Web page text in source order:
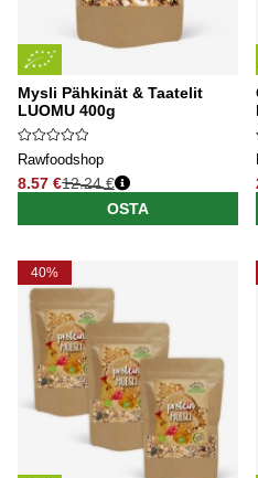
Mysli Pähkinät & Taatelit
LUOMU 400g
Rawfoodshop
8.57 €
Normaali hinta
12.24 €
OSTA
40%